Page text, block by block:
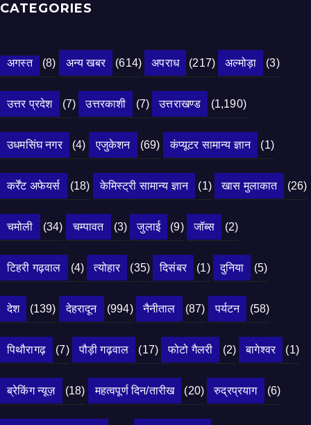
CATEGORIES
अगस्त (8) अन्य खबर (614) अपराध (217) अल्मोड़ा (3)
उत्तर प्रदेश (7) उत्तरकाशी (7) उत्तराखण्ड (1,190)
उधमसिंघ नगर (4) एजुकेशन (69) कंप्यूटर सामान्य ज्ञान (1)
कर्रेंट अफेयर्स (18) केमिस्ट्री सामान्य ज्ञान (1) खास मुलाकात (26)
चमोली (34) चम्पावत (3) जुलाई (9) जॉब्स (2)
टिहरी गढ़वाल (4) त्योहार (35) दिसंबर (1) दुनिया (5)
देश (139) देहरादून (994) नैनीताल (87) पर्यटन (58)
पिथौरागढ़ (7) पौड़ी गढ़वाल (17) फोटो गैलरी (2) बागेश्वर (1)
ब्रेकिंग न्यूज़ (18) महत्वपूर्ण दिन/तारीख (20) रुद्रप्रयाग (6)